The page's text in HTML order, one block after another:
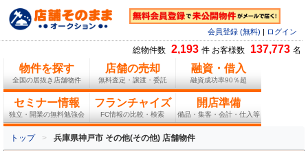
会員登録 (無料) ログイン
総物件数 2,193 件 お客様数 137,773 名
物件を探す
全国の居抜き店舗物件
店舗の売却
無料査定・譲渡・委託
融資・借入
融資成功率90％超
セミナー情報
独立・開業の無料勉強会
フランチャイズ
FC情報の比較・検索
開店準備
備品・集客・会計・仕入等
トップ 兵庫県神戸市 その他(その他) 店舗物件